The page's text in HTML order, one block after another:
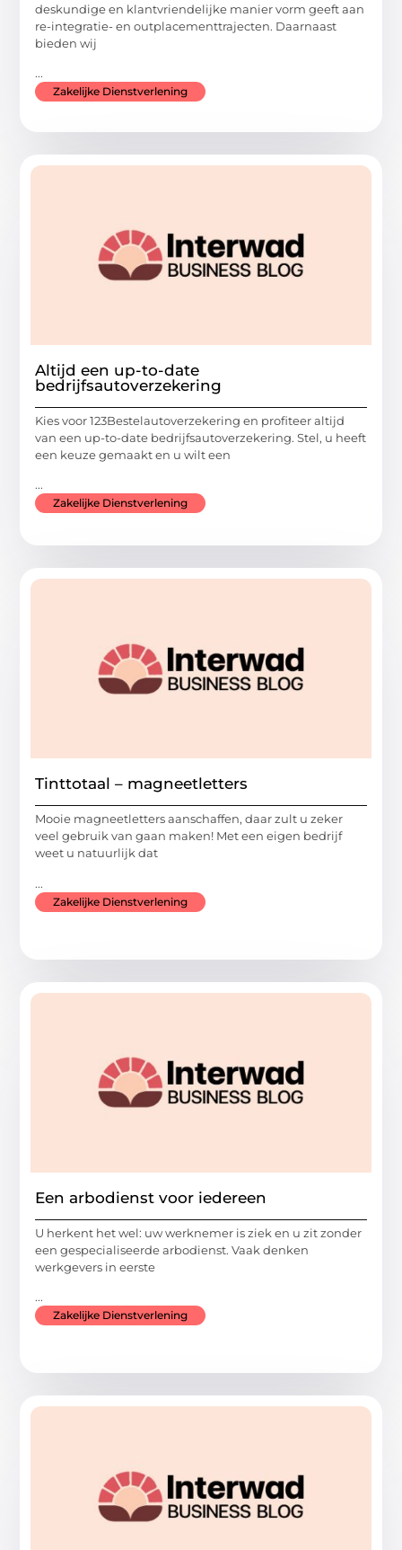
deskundige en klantvriendelijke manier vorm geeft aan
re-integratie- en outplacementtrajecten. Daarnaast
bieden wij
...
Zakelijke Dienstverlening
Altijd een up-to-date
bedrijfsautoverzekering
Kies voor 123Bestelautoverzekering en profiteer altijd
van een up-to-date bedrijfsautoverzekering. Stel, u heeft
een keuze gemaakt en u wilt een
...
Zakelijke Dienstverlening
Tinttotaal – magneetletters
Mooie magneetletters aanschaffen, daar zult u zeker
veel gebruik van gaan maken! Met een eigen bedrijf
weet u natuurlijk dat
...
Zakelijke Dienstverlening
Een arbodienst voor iedereen
U herkent het wel: uw werknemer is ziek en u zit zonder
een gespecialiseerde arbodienst. Vaak denken
werkgevers in eerste
...
Zakelijke Dienstverlening